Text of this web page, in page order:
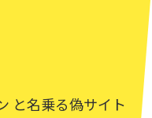
と名乗る偽サイト